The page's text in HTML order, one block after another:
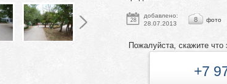
28
добавлено:
28.07.2013
8 фото
Пожалуйста, скажите
+7